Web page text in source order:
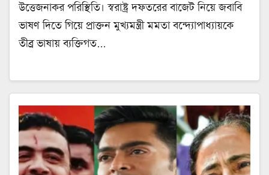
উত্তেজনাকর পরিস্থিতি। স্বরাষ্ট্র দফতরের বাজেট নিয়ে জবাবি
ভাষণ দিতে গিয়ে প্রাক্তন মুখ্যমন্ত্রী মমতা বন্দ্যোপাধ্যায়কে
তীব্র ভাষায় ব্যক্তিগত…